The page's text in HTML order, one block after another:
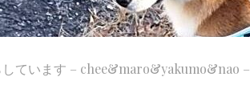
しています – chee&maro&yakumo&nao –